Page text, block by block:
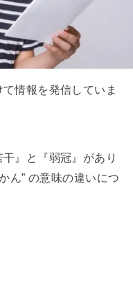
情報を発信していま
』と『弱冠』があり
ん” の意味の違いにつ